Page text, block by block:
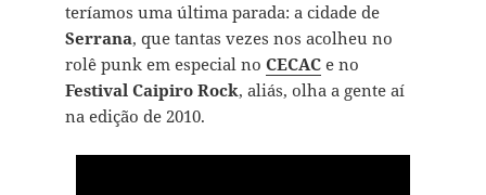
teríamos uma última parada: a cidade de
Serrana, que tantas vezes nos acolheu no
rolê punk em especial no CECACe no
Festival Caipiro Rock, aliás, olha a gente aí
na edição de 2010.